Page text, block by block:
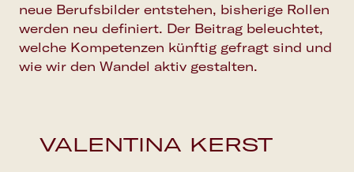
neue Berufsbilder entstehen, bisherige Rollen
werden neu definiert. Der Beitrag beleuchtet,
welche Kompetenzen künftig gefragt sind und
wie wir den Wandel aktiv gestalten.
VALENTINA KERST